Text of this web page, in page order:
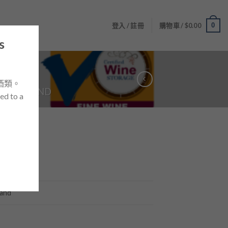
登入 / 註冊 購物車 /$0.00 0
ZEALAND
。
to a